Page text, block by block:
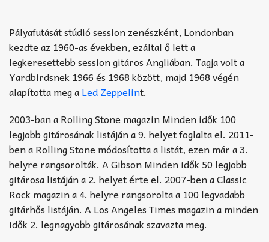
Pályafutását stúdió session zenészként, Londonban
kezdte az 1960-as években, ezáltal ő lett a
legkeresettebb session gitáros Angliában. Tagja volt a
Yardbirdsnek 1966 és 1968 között, majd 1968 végén
alapította meg aLed Zeppelint.
2003-ban a Rolling Stone magazin Minden idők 100
legjobb gitárosának listáján a 9. helyet foglalta el. 2011-
ben a Rolling Stone módosította a listát, ezen már a 3.
helyre rangsorolták. A Gibson Minden idők 50 legjobb
gitárosa listáján a 2. helyet érte el. 2007-ben a Classic
Rock magazin a 4. helyre rangsorolta a 100 legvadabb
gitárhős listáján. A Los Angeles Times magazin a minden
idők 2. legnagyobb gitárosának szavazta meg.